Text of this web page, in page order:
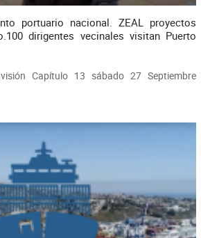
portuario nacional. ZEAL proyectos
dirigentes vecinales visitan Puerto
Capítulo 13 sábado 27 Septiembre